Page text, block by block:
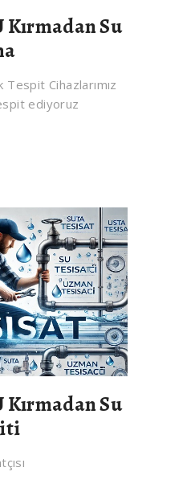
Kırmadan Su
Tespit Cihazlarımız
ediyoruz
Kırmadan Su